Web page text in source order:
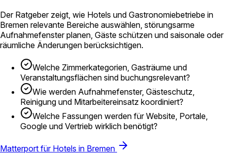
Der Ratgeber zeigt, wie Hotels und Gastronomiebetriebe in
Bremen relevante Bereiche auswählen, störungsarme
Aufnahmefenster planen, Gäste schützen und saisonale oder
räumliche Änderungen berücksichtigen.
Welche Zimmerkategorien, Gasträume und
Veranstaltungsflächen sind buchungsrelevant?
Wie werden Aufnahmefenster, Gästeschutz,
Reinigung und Mitarbeitereinsatz koordiniert?
Welche Fassungen werden für Website, Portale,
Google und Vertrieb wirklich benötigt?
Matterport für Hotels in Bremen